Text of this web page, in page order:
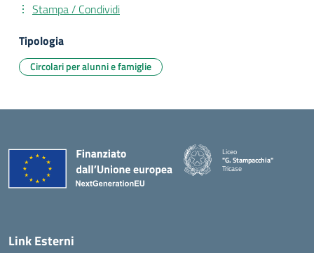
Stampa / Condividi
Tipologia
Circolari per alunni e famiglie
Liceo
"G. Stampacchia"
Tricase
Link Esterni